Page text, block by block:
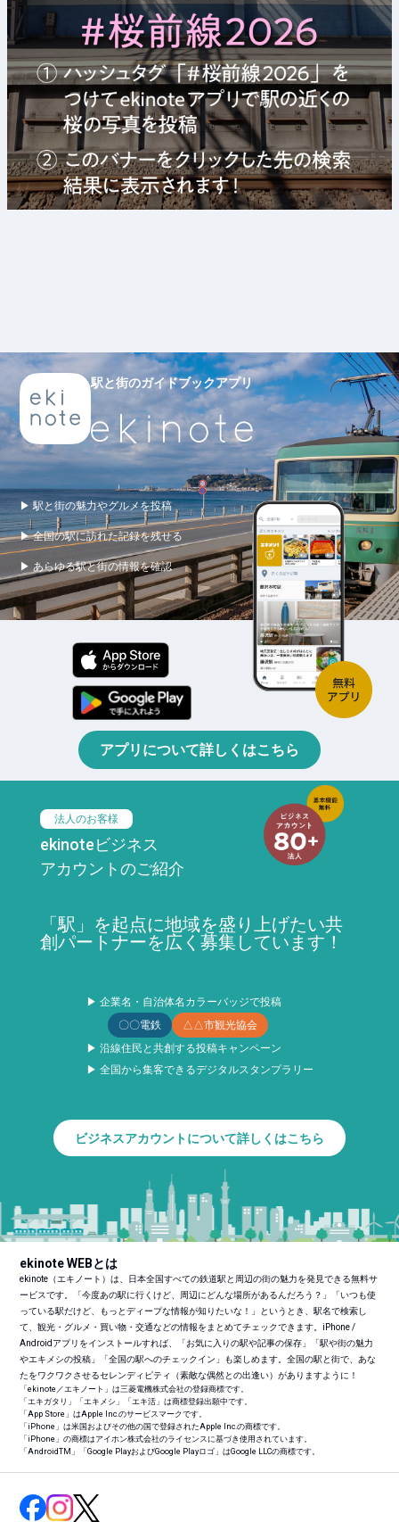
駅と街のガイドブックアプリ
▶ 駅と街の魅力やグルメを投稿
▶ 全国の駅に訪れた記録を残せる
▶ あらゆる駅と街の情報を確認
アプリについて詳しくはこちら
法人のお客様
ekinoteビジネス
アカウントのご紹介
「駅」を起点に地域を盛り上げたい共
創パートナーを広く募集しています！
▶ 企業名・自治体名カラーバッジで投稿
〇〇電鉄
△△市観光協会
▶ 沿線住民と共創する投稿キャンペーン
▶ 全国から集客できるデジタルスタンプラリー
ビジネスアカウントについて詳しくはこちら
ekinote WEBとは
ekinote（エキノート）は、日本全国すべての鉄道駅と周辺の街の魅力を発見できる無料サ
ービスです。「今度あの駅に行くけど、周辺にどんな場所があるんだろう？」「いつも使
っている駅だけど、もっとディープな情報が知りたいな！」というとき、駅名で検索し
て、観光・グルメ・買い物・交通などの情報をまとめてチェックできます。iPhone /
Androidアプリをインストールすれば、「お気に入りの駅や記事の保存」「駅や街の魅力
やエキメシの投稿」「全国の駅へのチェックイン」も楽しめます。全国の駅と街で、あな
たをワクワクさせるセレンディピティ（素敵な偶然との出逢い）がありますように！
「ekinote／エキノート」は三菱電機株式会社の登録商標です。
「エキガタリ」「エキメシ」「エキ活」は商標登録出願中です。
「App Store」はApple Inc.のサービスマークです。
「iPhone」は米国およびその他の国で登録されたApple Inc.の商標です。
「iPhone」の商標はアイホン株式会社のライセンスに基づき使用されています。
「AndroidTM 」「Google PlayおよびGoogle Playロゴ」はGoogle LLCの商標です。